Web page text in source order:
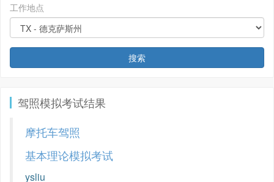
工作地点
搜索
驾照模拟考试结果
摩托车驾照
基本理论模拟考试